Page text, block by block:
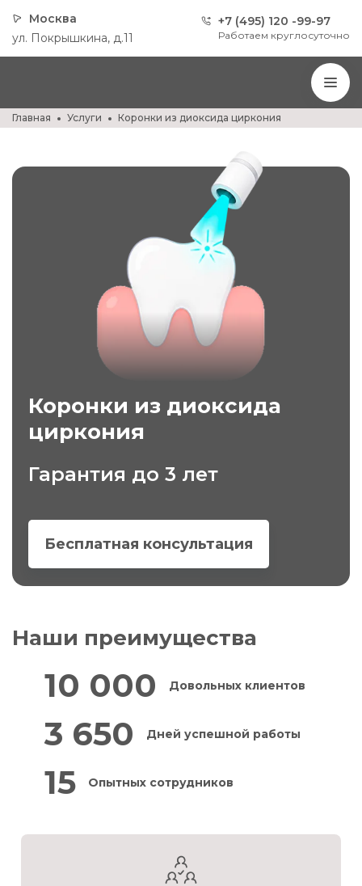
Москва
ул. Покрышкина, д.11
+7 (495) 120 -99-97
Работаем круглосуточно
Главная Услуги Коронки из диоксида циркония
Коронки из диоксида
циркония
Гарантия до 3 лет
Бесплатная консультация
Наши преимущества
10 000 Довольных клиентов
3 650 Дней успешной работы
15 Опытных сотрудников